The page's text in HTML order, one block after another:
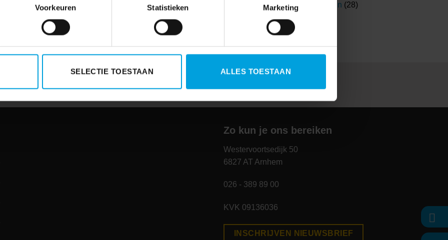
Voorkeuren Statistieken Marketing
SELECTIE TOESTAAN ALLES TOESTAAN
Zorg en welzijn (28)
Zo kun je ons bereiken
Westervoortsedijk 50
6827 AT Arnhem
026 - 389 89 00
KVK 09136036
INSCHRIJVEN NIEUWSBRIEF